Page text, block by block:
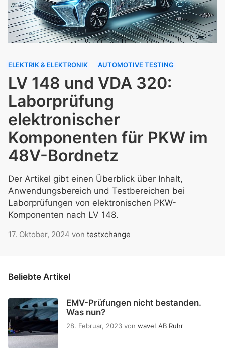
ELEKTRIK & ELEKTRONIK AUTOMOTIVE TESTING
LV 148 und VDA 320:
Laborprüfung
elektronischer
Komponenten für PKW im
48V-Bordnetz
Der Artikel gibt einen Überblick über Inhalt,
Anwendungsbereich und Testbereichen bei
Laborprüfungen von elektronischen PKW-
Komponenten nach LV 148.
17. Oktober, 2024 von testxchange
Beliebte Artikel
EMV-Prüfungen nicht bestanden.
Was nun?
28. Februar, 2023 von waveLAB Ruhr